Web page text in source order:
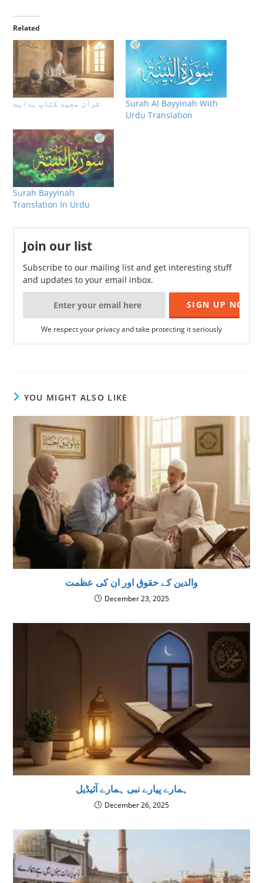
Related
قرآن مجید کتابِ ہدایت
Surah Al Bayyinah With
Urdu Translation
Surah Bayyinah
Translation In Urdu
Join our list
Subscribe to our mailing list and get interesting stuff
and updates to your email inbox.
We respect your privacy and take protecting it seriously
YOU MIGHT ALSO LIKE
والدین کے حقوق اور ان کی عظمت
December 23, 2025
ہمارے پیارے نبی ہمارے آئیڈیل
December 26, 2025